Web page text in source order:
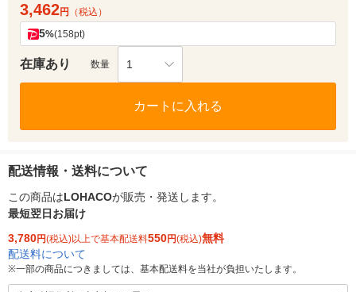
3,462円 （税込）
5%(158pt)
在庫あり 数量 1
カートに入れる
配送情報・送料について
この商品はLOHACOが販売・発送します。
最短翌日お届け
3,780円(税込)以上で基本配送料550円(税込)無料
配送料について
※一部の商品につきましては、基本配送料を当社が負担いたします。